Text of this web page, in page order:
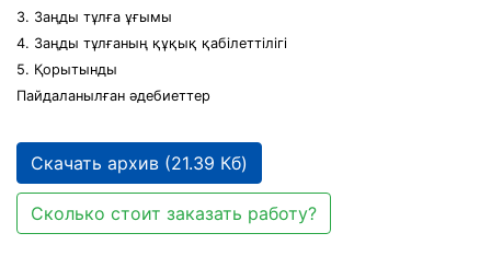
3. Заңды тұлға ұғымы
4. Заңды тұлғаның құқық қабілеттілігі
5. Қорытынды
Пайдаланылған әдебиеттер
Скачать архив (21.39 Кб)
Сколько стоит заказать работу?